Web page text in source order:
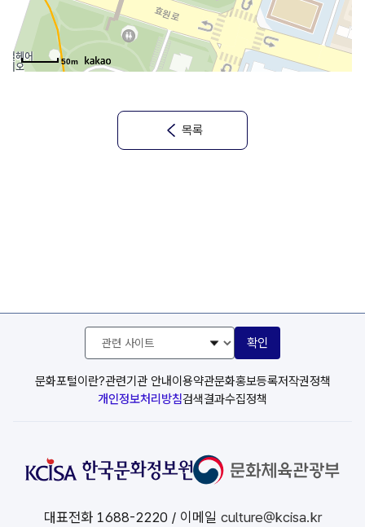
50m
목록
문화포털이란?관련기관 안내이용약관문화홍보등록저작권정책
개인정보처리방침검색결과수집정책
관
사
이
트
확인
대표전화 1688-2220 / 이메일 culture@kcisa.kr